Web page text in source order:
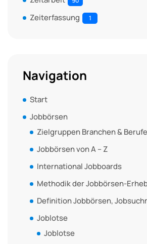
Zeiterfassung 1
Navigation
Start
Jobbörsen
Zielgruppen Branchen & Berufe
Jobbörsen von A – Z
International Jobboards
Methodik der Jobbörsen-
Definition Jobbörsen,
Joblotse
Joblotse